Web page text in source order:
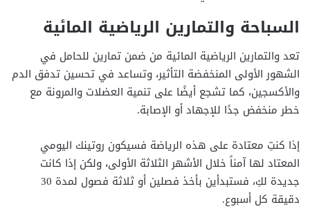
السباحة والتمارين الرياضية المائية
تعد والتمارين الرياضية المائية من ضمن تمارين للحامل في
الشهور الأولى المنخفضة التأثير، وتساعد في تحسين تدفق الدم
والأكسجين، كما تشجع أيضًا على تنمية العضلات والمرونة مع
خطر منخفض جدًا للإجهاد أو الإصابة.
إذا كنتِ معتادة على هذه الرياضة فسيكون روتينك اليومي
المعتاد لها آمناً خلال الأشهر الثلاثة الأولى، ولكن إذا كانت
جديدة لكِ، فستبدأين بأخذ فصلين أو ثلاثة فصول لمدة 30
دقيقة كل أسبوع.